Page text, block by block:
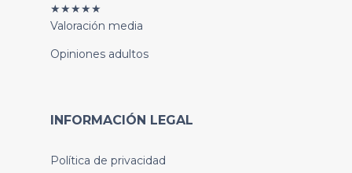
★★★★★
Valoración media
Opiniones adultos
INFORMACIÓN LEGAL
Política de privacidad